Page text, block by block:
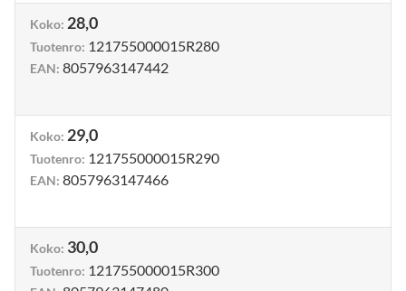
Koko: 28,0
Tuotenro: 121755000015R280
EAN: 8057963147442
Koko: 29,0
Tuotenro: 121755000015R290
EAN: 8057963147466
Koko: 30,0
Tuotenro: 121755000015R300